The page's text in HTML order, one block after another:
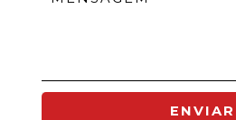
ENVIAR